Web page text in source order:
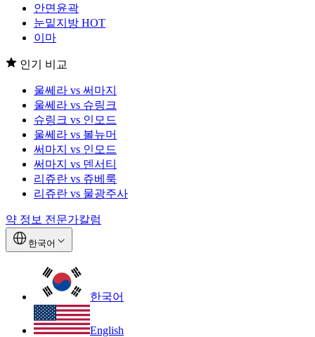
안면윤곽
눈밑지방 HOT
이마
인기 비교
울쎄라 vs 써마지
울쎄라 vs 슈링크
슈링크 vs 인모드
울쎄라 vs 볼뉴머
써마지 vs 인모드
써마지 vs 덴서티
리쥬란 vs 쥬베룩
리쥬란 vs 물광주사
약 정보 전문가칼럼
한국어
한국어
English